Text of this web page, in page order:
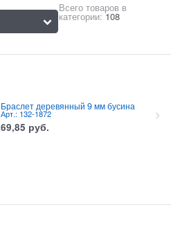
Всего товаров в
категории: 108
Браслет деревянный 9 мм бусина
Арт.: 132-1872
69,85 руб.